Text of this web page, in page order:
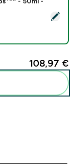
„FlavDrops™“ -
108,97 €‎